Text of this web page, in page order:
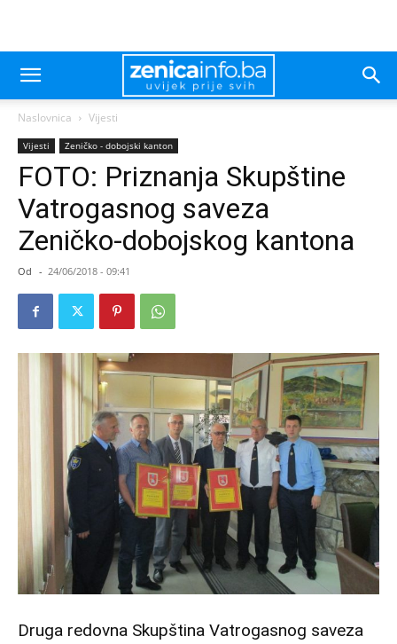
Naslovnica Vijesti
Vijesti Zeničko - dobojski kanton
FOTO: Priznanja Skupštine
Vatrogasnog saveza
Zeničko-dobojskog kantona
Od - 24/06/2018 - 09:41
Druga redovna Skupština Vatrogasnog saveza